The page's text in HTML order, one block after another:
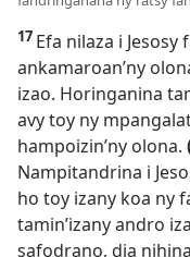
17 Efa nilaza i
ankamaroan’ny
izao. Horinganina
avy toy ny
hampoizin’ny olona.
Nampitandrina i
ho toy izany koa ny
tamin’izany andro
safodrano, dia